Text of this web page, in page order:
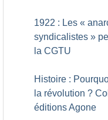
1922 : Les «
syndicalistes »
la CGTU
Histoire :
la révolution ?
éditions Agone